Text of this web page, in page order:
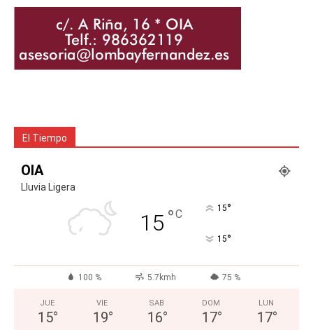
El Tiempo
OIA
Lluvia Ligera
15 °C 15°
15°
100 % 5.7kmh 75 %
JUE
15°
VIE
19°
SAB
16°
DOM
17°
LUN
17°